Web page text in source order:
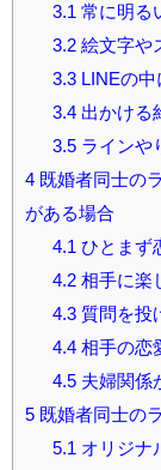
3.1 常に明る
3.2絵文字や
3.3LINEの中
3.4出かける
3.5ラインや
4 既婚者同士の
がある場合
4.1 ひとまず
4.2相手に楽
4.3質問を投
4.4相手の恋
4.5夫婦関係
5 既婚者同士の
5.1 オリジナ